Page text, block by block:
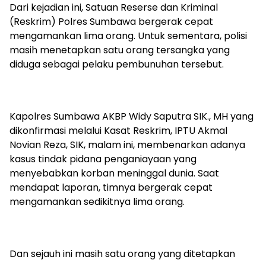
Dari kejadian ini, Satuan Reserse dan Kriminal
(Reskrim) Polres Sumbawa bergerak cepat
mengamankan lima orang. Untuk sementara, polisi
masih menetapkan satu orang tersangka yang
diduga sebagai pelaku pembunuhan tersebut.
Kapolres Sumbawa AKBP Widy Saputra SIK., MH yang
dikonfirmasi melalui Kasat Reskrim, IPTU Akmal
Novian Reza, SIK, malam ini, membenarkan adanya
kasus tindak pidana penganiayaan yang
menyebabkan korban meninggal dunia. Saat
mendapat laporan, timnya bergerak cepat
mengamankan sedikitnya lima orang.
Dan sejauh ini masih satu orang yang ditetapkan